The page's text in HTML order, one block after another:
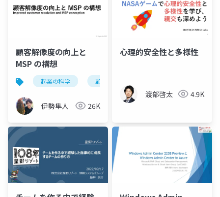
顧客解像度の向上と
MSP の構想
起業の科学 顧客
伊勢隼人 26K
心理的安全性と多様性
渡部啓太 4.9K